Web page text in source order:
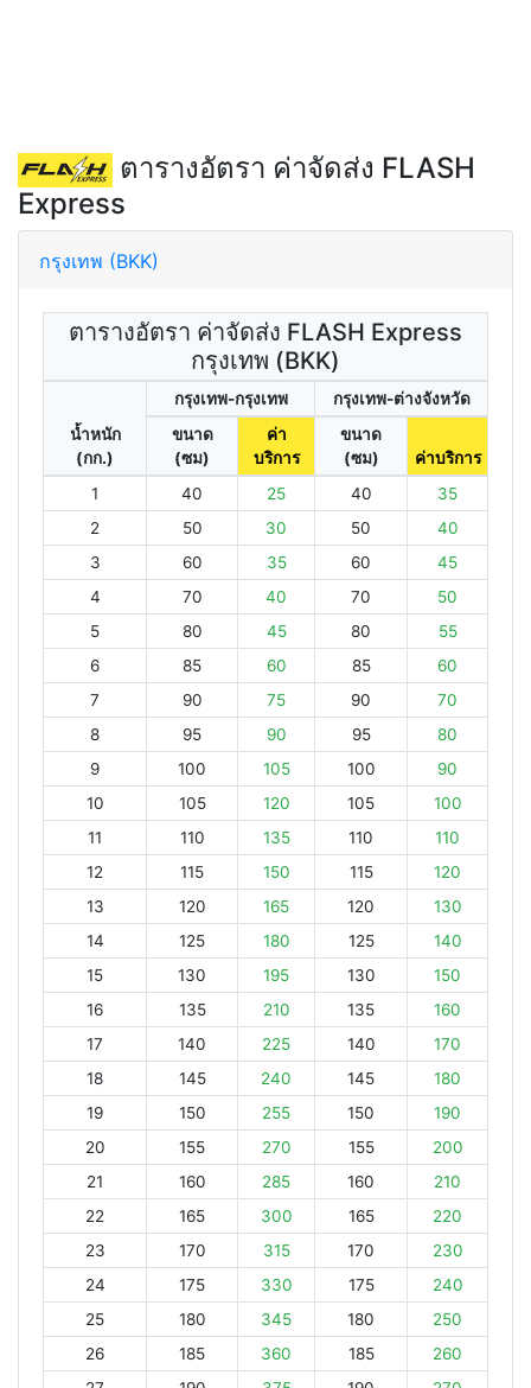
ตารางอัตรา ค่าจัดส่ง FLASH
Express
กรุงเทพ (BKK)
ตารางอัตรา ค่าจัดส่ง FLASH Express
กรุงเทพ (BKK)
น้ำหนัก
(กก.)
กรุงเทพ-กรุงเทพ
กรุงเทพ-ต่างจังหวัด
ขนาด
(ซม)
ค่า
บริการ
ขนาด
(ซม)
ค่าบริการ
1
40 25 40
35
2
50 30 50
40
3
60 35 60
45
4
70 40 70
50
5
80 45 80
55
6
85 60 85
60
7
90 75 90
70
8
95 90 95
80
9
100 105 100
90
10
105 120 105
100
11
110 135 110
110
12
115 150 115
120
13
120 165 120
130
14
125 180 125
140
15
130 195 130
150
16
135 210 135
160
17
140 225 140
170
18
145 240 145
180
19
150 255 150
190
20
155 270 155
200
21
160 285 160
210
22
165 300 165
220
23
170 315 170
230
24
175 330 175
240
25
180 345 180
250
26
185 360 185
260